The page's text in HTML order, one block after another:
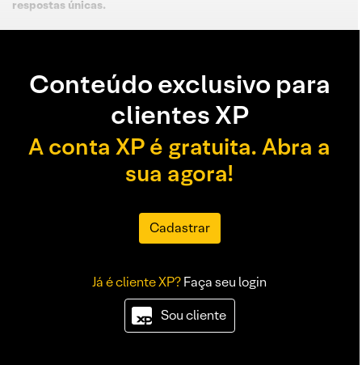
respostas únicas.
Conteúdo exclusivo para
clientes XP
A conta XP é gratuita. Abra a
sua agora!
Cadastrar
Já é cliente XP?Faça seu login
Sou cliente